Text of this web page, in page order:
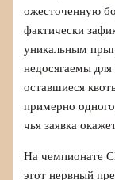
ожесточенную
фактически
уникальным
недосягаемы
оставшиеся
примерно
чья заявка
На чемпионате
этот нервный